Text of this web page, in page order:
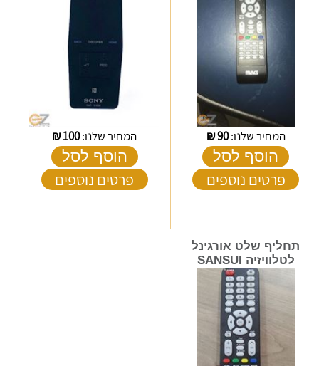
המחיר שלנו:90
₪
הוסף לסל
פרטים נוספים
המחיר שלנו:100
₪
הוסף לסל
פרטים נוספים
תחליף שלט אורגינל
לטלוויזיה SANSUI